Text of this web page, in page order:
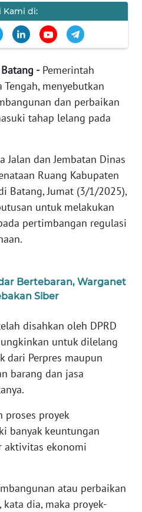
Kami di:
Batang -Pemerintah
Tengah, menyebutkan
dan perbaikan
tahap lelang pada
Jalan dan Jembatan Dinas
Ruang Kabupaten
Batang, Jumat (3/1/2025),
untuk melakukan
pertimbangan regulasi
Bertebaran, Warganet
Siber
disahkan oleh DPRD
untuk dilelang
dari Perpres maupun
barang dan jasa
proses proyek
banyak keuntungan
aktivitas ekonomi
atau perbaikan
dia, maka proyek-